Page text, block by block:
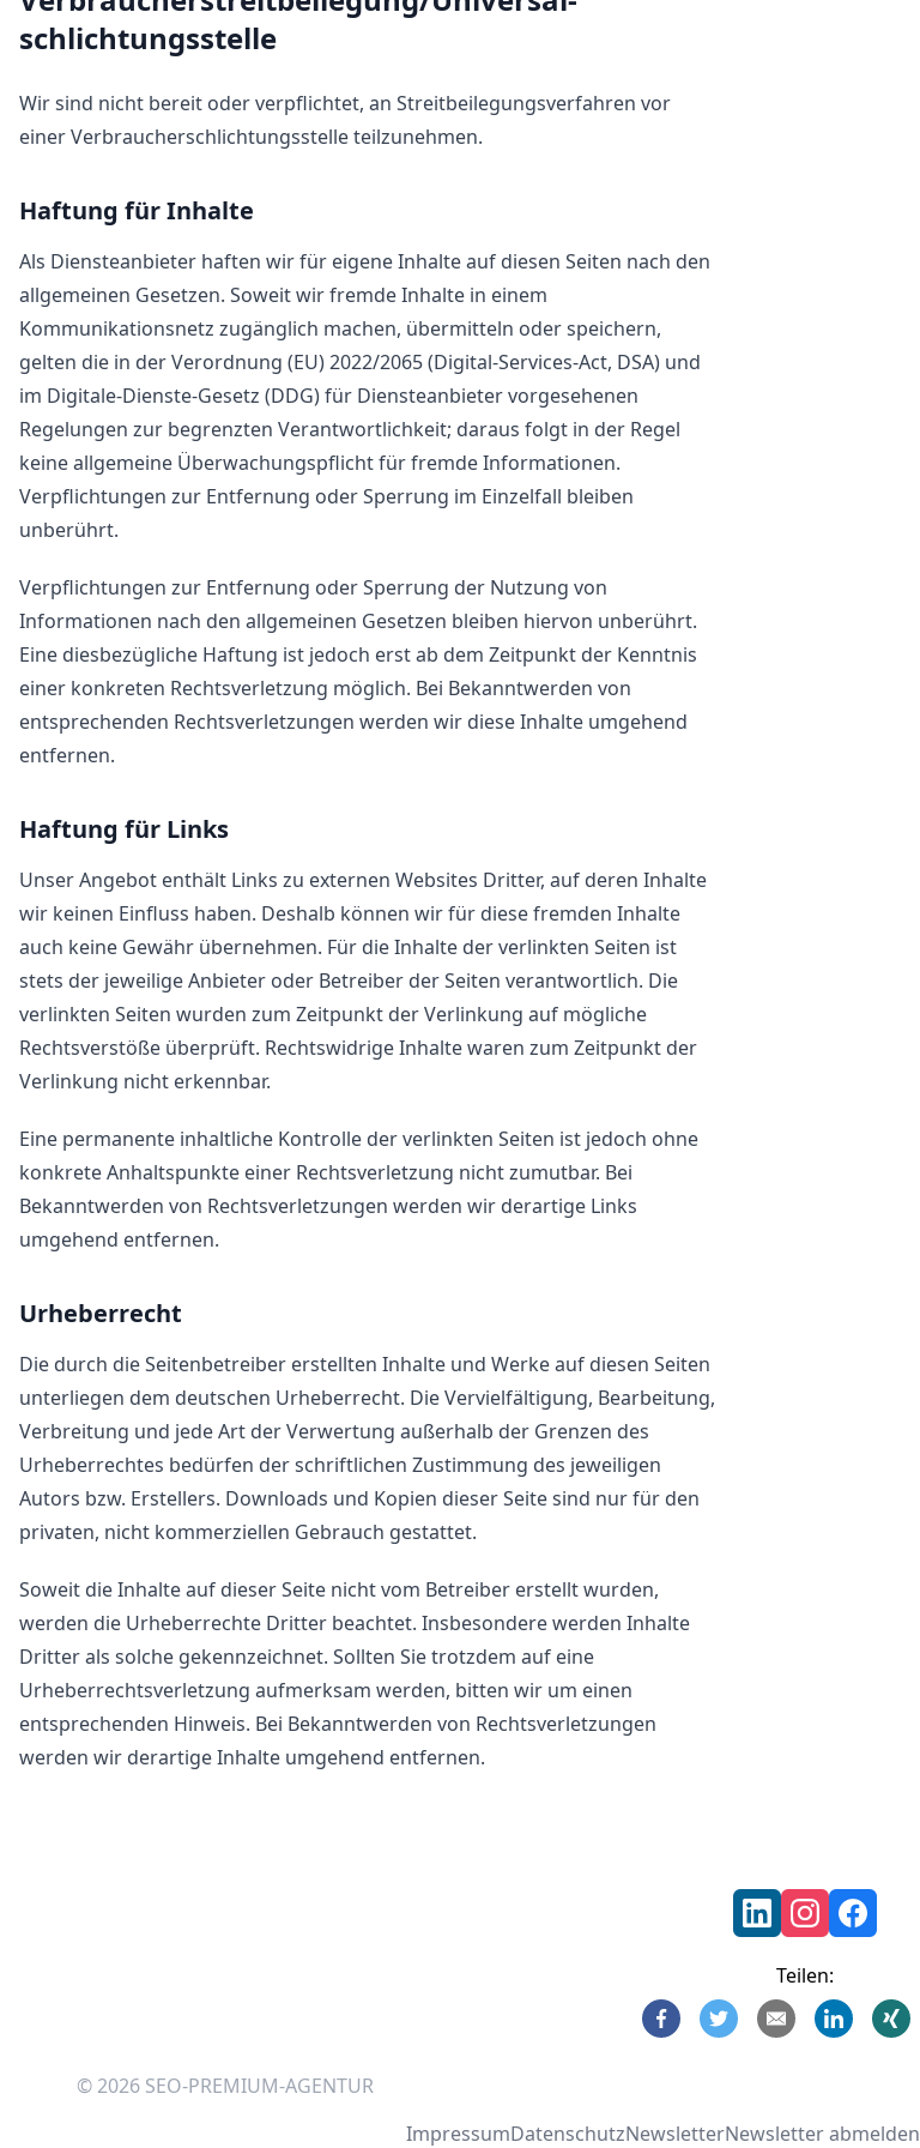
schlichtungs­stelle
Wir sind nicht bereit oder verpflichtet, an Streitbeilegungsverfahren vor
einer Verbraucherschlichtungsstelle teilzunehmen.
Haftung für Inhalte
Als Diensteanbieter haften wir für eigene Inhalte auf diesen Seiten nach den
allgemeinen Gesetzen. Soweit wir fremde Inhalte in einem
Kommunikationsnetz zugänglich machen, übermitteln oder speichern,
gelten die in der Verordnung (EU) 2022/2065 (Digital-Services-Act, DSA) und
im Digitale-Dienste-Gesetz (DDG) für Diensteanbieter vorgesehenen
Regelungen zur begrenzten Verantwortlichkeit; daraus folgt in der Regel
keine allgemeine Überwachungspflicht für fremde Informationen.
Verpflichtungen zur Entfernung oder Sperrung im Einzelfall bleiben
unberührt.
Verpflichtungen zur Entfernung oder Sperrung der Nutzung von
Informationen nach den allgemeinen Gesetzen bleiben hiervon unberührt.
Eine diesbezügliche Haftung ist jedoch erst ab dem Zeitpunkt der Kenntnis
einer konkreten Rechtsverletzung möglich. Bei Bekanntwerden von
entsprechenden Rechtsverletzungen werden wir diese Inhalte umgehend
entfernen.
Haftung für Links
Unser Angebot enthält Links zu externen Websites Dritter, auf deren Inhalte
wir keinen Einfluss haben. Deshalb können wir für diese fremden Inhalte
auch keine Gewähr übernehmen. Für die Inhalte der verlinkten Seiten ist
stets der jeweilige Anbieter oder Betreiber der Seiten verantwortlich. Die
verlinkten Seiten wurden zum Zeitpunkt der Verlinkung auf mögliche
Rechtsverstöße überprüft. Rechtswidrige Inhalte waren zum Zeitpunkt der
Verlinkung nicht erkennbar.
Eine permanente inhaltliche Kontrolle der verlinkten Seiten ist jedoch ohne
konkrete Anhaltspunkte einer Rechtsverletzung nicht zumutbar. Bei
Bekanntwerden von Rechtsverletzungen werden wir derartige Links
umgehend entfernen.
Urheberrecht
Die durch die Seitenbetreiber erstellten Inhalte und Werke auf diesen Seiten
unterliegen dem deutschen Urheberrecht. Die Vervielfältigung, Bearbeitung,
Verbreitung und jede Art der Verwertung außerhalb der Grenzen des
Urheberrechtes bedürfen der schriftlichen Zustimmung des jeweiligen
Autors bzw. Erstellers. Downloads und Kopien dieser Seite sind nur für den
privaten, nicht kommerziellen Gebrauch gestattet.
Soweit die Inhalte auf dieser Seite nicht vom Betreiber erstellt wurden,
werden die Urheberrechte Dritter beachtet. Insbesondere werden Inhalte
Dritter als solche gekennzeichnet. Sollten Sie trotzdem auf eine
Urheberrechtsverletzung aufmerksam werden, bitten wir um einen
entsprechenden Hinweis. Bei Bekanntwerden von Rechtsverletzungen
werden wir derartige Inhalte umgehend entfernen.
Teilen:
© 2026 SEO-PREMIUM-AGENTUR
ImpressumDatenschutzNewsletterNewsletter abmelden